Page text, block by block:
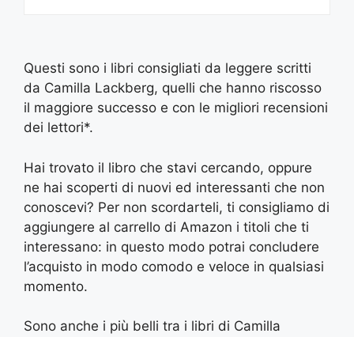
Questi sono i libri consigliati da leggere scritti
da Camilla Lackberg, quelli che hanno riscosso
il maggiore successo e con le migliori recensioni
dei lettori*.
Hai trovato il libro che stavi cercando, oppure
ne hai scoperti di nuovi ed interessanti che non
conoscevi? Per non scordarteli, ti consigliamo di
aggiungere al carrello di Amazon i titoli che ti
interessano: in questo modo potrai concludere
l’acquisto in modo comodo e veloce in qualsiasi
momento.
Sono anche i più belli tra i libri di Camilla